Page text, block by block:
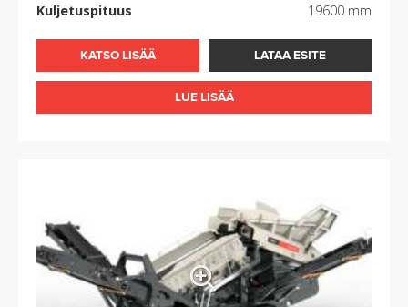
Kuljetuspituus
19600 mm
KATSO LISÄÄ LATAA ESITE
LUE LISÄÄ